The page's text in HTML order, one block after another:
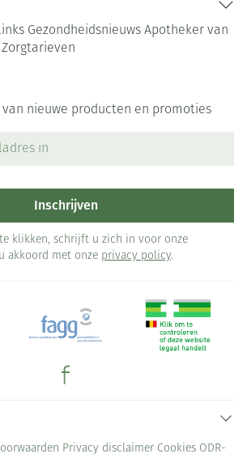
Gezondheidsnieuws Apotheker van
Zorgtarieven
nieuwe producten en promoties
Inschrijven
klikken, schrijft u zich in voor onze
akkoord met onze privacy policy.
Privacy disclaimer Cookies ODR-